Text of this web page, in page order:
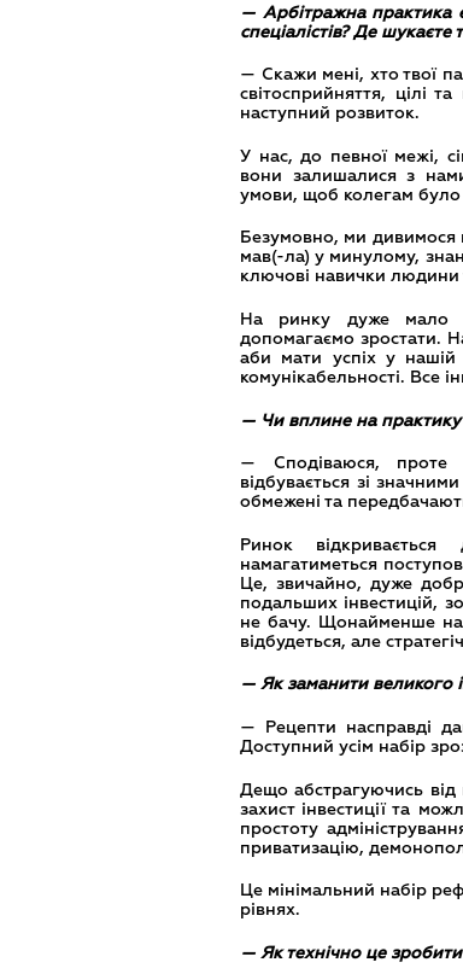
— Арбітражна практика
спеціалістів? Де
— Скажи мені, хто твої
світосприйняття, цілі
наступний розвиток.
У нас, до певної межі,
вони залишалися з
умови, щоб колегам
Безумовно, ми дивимося
мав(-ла) у минулому,
ключові навички
На ринку дуже мало
допомагаємо зростати.
аби мати успіх у нашій
комунікабельності. Все
— Чи вплине на практику
— Сподіваюся, проте
відбувається зі
обмежені та
Ринок
намагатиметься
Це, звичайно, дуже
подальших інвестицій,
не бачу. Щонайменше на
відбудеться, але
— Як заманити великого
— Рецепти насправді
Доступний усім набір
Дещо абстрагуючись від
захист інвестиції та
простоту
приватизацію,
Це мінімальний набір
рівнях.
— Як технічно це